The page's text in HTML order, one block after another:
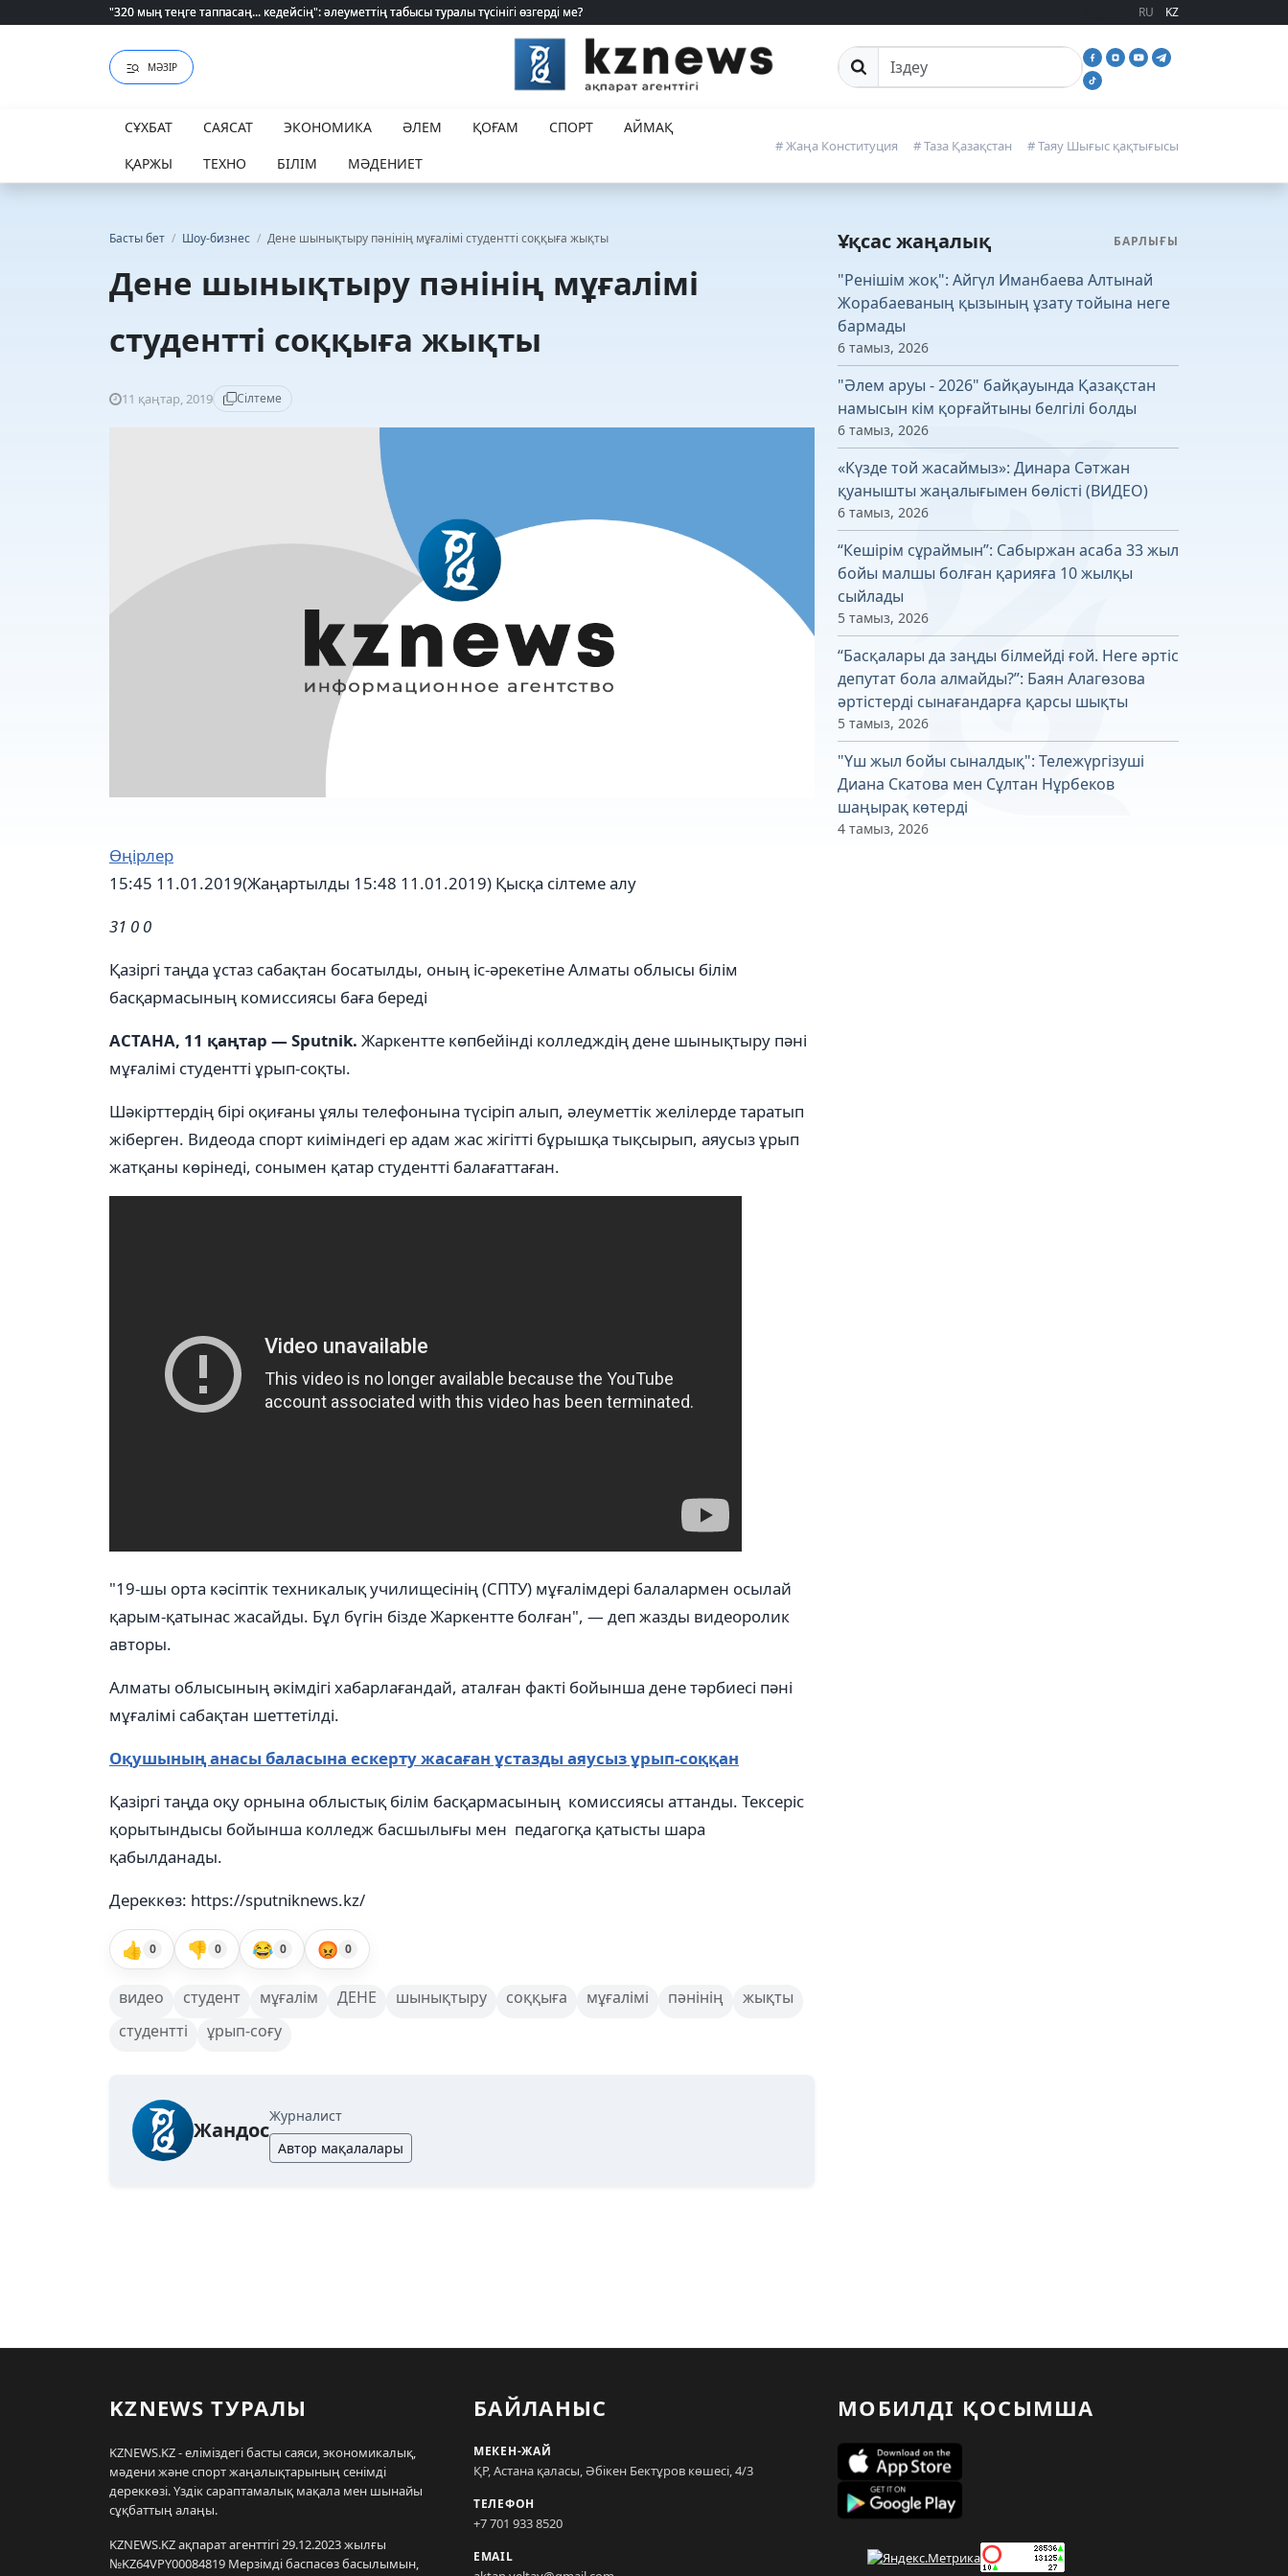
Қайрат Боранбаев лауазымды қызметке тағайындалды RU KZ
МӘЗІР Сайттан іздеу
СҰХБАТ САЯСАТ ЭКОНОМИКА ӘЛЕМ ҚОҒАМ СПОРТ
АЙМАҚ
ҚАРЖЫ
ТЕХНО БІЛІМ МӘДЕНИЕТ
# Жаңа Конституция # Таза Қазақстан # Таяу Шығыс қақтығысы
Басты бет / Шоу-бизнес / Дене шынықтыру пәнінің мұғалімі студентті соққыға жықты
Дене шынықтыру пәнінің мұғалімі
студентті соққыға жықты
11 қаңтар, 2019 Сілтеме
Өңірлер
15:45 11.01.2019(Жаңартылды 15:48 11.01.2019) Қысқа сілтеме алу
31 0 0
Қазіргі таңда ұстаз сабақтан босатылды, оның іс-әрекетіне Алматы облысы білім
басқармасының комиссиясы баға береді
АСТАНА, 11 қаңтар — Sputnik. Жаркентте көпбейінді колледждің дене шынықтыру пәні
мұғалімі студентті ұрып-соқты.
Шәкірттердің бірі оқиғаны ұялы телефонына түсіріп алып, әлеуметтік желілерде таратып
жіберген. Видеода спорт киіміндегі ер адам жас жігітті бұрышқа тықсырып, аяусыз ұрып
жатқаны көрінеді, сонымен қатар студентті балағаттаған.
"19-шы орта кәсіптік техникалық училищесінің (СПТУ) мұғалімдері балалармен осылай
қарым-қатынас жасайды. Бұл бүгін бізде Жаркентте болған", — деп жазды видеоролик
авторы.
Алматы облысының әкімдігі хабарлағандай, аталған факті бойынша дене тәрбиесі пәні
мұғалімі сабақтан шеттетілді.
Оқушының анасы баласына ескерту жасаған ұстазды аяусыз ұрып-соққан
Қазіргі таңда оқу орнына облыстық білім басқармасының комиссиясы аттанды. Тексеріс
қорытындысы бойынша колледж басшылығы мен педагогқа қатысты шара
қабылданады.
Дереккөз: https://sputniknews.kz/
👍 0 👎 0 😂 0 😡 0
видео студент мұғалім ДЕНЕ шынықтыру соққыға мұғалімі пәнінің
жықты
студентті
ұрып-соғу
Жандос
Журналист
Автор мақалалары
Ұқсас жаңалық БАРЛЫҒЫ
"Ренішім жоқ": Айгүл Иманбаева Алтынай
Жорабаеваның қызының ұзату тойына неге
бармады
6 тамыз, 2026
"Әлем аруы - 2026" байқауында Қазақстан
намысын кім қорғайтыны белгілі болды
6 тамыз, 2026
«Күзде той жасаймыз»: Динара Сәтжан
қуанышты жаңалығымен бөлісті (ВИДЕО)
6 тамыз, 2026
“Кешірім сұраймын”: Сабыржан асаба 33 жыл
бойы малшы болған қарияға 10 жылқы
сыйлады
5 тамыз, 2026
“Басқалары да заңды білмейді ғой. Неге әртіс
депутат бола алмайды?”: Баян Алагөзова
әртістерді сынағандарға қарсы шықты
5 тамыз, 2026
"Үш жыл бойы сыналдық": Тележүргізуші
Диана Скатова мен Сұлтан Нұрбеков
шаңырақ көтерді
4 тамыз, 2026
KZNEWS ТУРАЛЫ
KZNEWS.KZ - еліміздегі басты саяси, экономикалық,
мәдени және спорт жаңалықтарының сенімді
дереккөзі. Үздік сараптамалық мақала мен шынайы
сұқбаттың алаңы.
KZNEWS.KZ ақпарат агенттігі 29.12.2023 жылғы
№KZ64VPY00084819 Мерзімді баспасөз басылымын,
БАЙЛАНЫС
МЕКЕН-ЖАЙ
ҚР, Астана қаласы, Әбікен Бектұров көшесі, 4/3
ТЕЛЕФОН
+7 701 933 8520
EMAIL
МОБИЛДІ ҚОСЫМША